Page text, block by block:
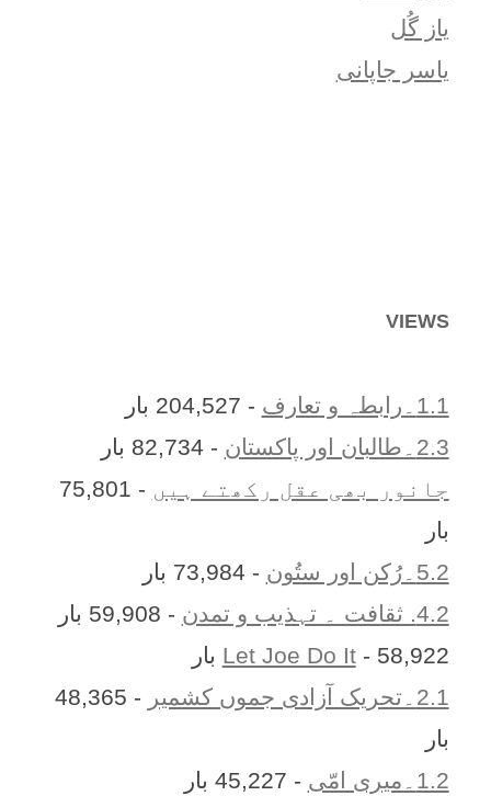
یاز گُل
یاسر جاپانی
VIEWS
1.1۔رابطہ و تعارف
- 204,527 بار
2.3۔طالبان اور پاکستان
- 82,734 بار
جانور بھی عقل رکھتے ہیں
- 75,801
بار
5.2۔رُکن اور ستُون
- 73,984 بار
4.2. ثقافت ۔ تہذیب و تمدن
- 59,908 بار
Let Joe Do It- 58,922 بار
2.1۔تحریک آزادی جموں کشمیر
- 48,365
بار
1.2۔میری امّی
- 45,227 بار